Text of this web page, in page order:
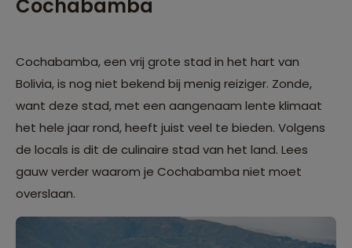
Cochabamba
Cochabamba, een vrij grote stad in het hart van
Bolivia, is nog niet bekend bij menig reiziger. Zonde,
want deze stad, met een aangenaam lente klimaat
het hele jaar rond, heeft juist veel te bieden. Volgens
de locals is dit de culinaire stad van het land. Lees
gauw verder waarom je Cochabamba niet moet
overslaan.